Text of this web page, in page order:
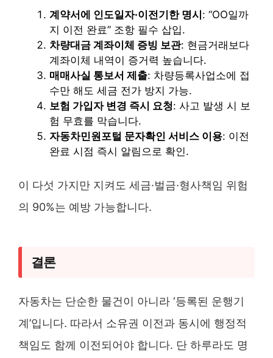
계약서에 인도일자·이전기한 명시: “OO일까
지 이전 완료” 조항 필수 삽입.
차량대금 계좌이체 증빙 보관: 현금거래보다
계좌이체 내역이 증거력 높습니다.
매매사실 통보서 제출: 차량등록사업소에 접
수만 해도 세금 전가 방지 가능.
보험 가입자 변경 즉시 요청: 사고 발생 시 보
험 무효를 막습니다.
자동차민원포털 문자확인 서비스 이용: 이전
완료 시점 즉시 알림으로 확인.
이 다섯 가지만 지켜도 세금·벌금·형사책임 위험
의 90%는 예방 가능합니다.
결론
자동차는 단순한 물건이 아니라 ‘등록된 운행기
계’입니다. 따라서 소유권 이전과 동시에 행정적
책임도 함께 이전되어야 합니다. 단 하루라도 명